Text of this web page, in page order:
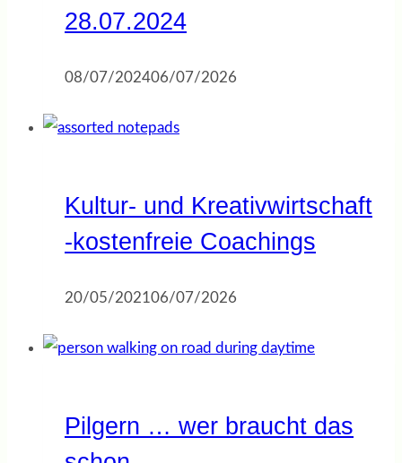
28.07.2024
08/07/202406/07/2026
Kultur- und Kreativwirtschaft
-kostenfreie Coachings
20/05/202106/07/2026
Pilgern … wer braucht das